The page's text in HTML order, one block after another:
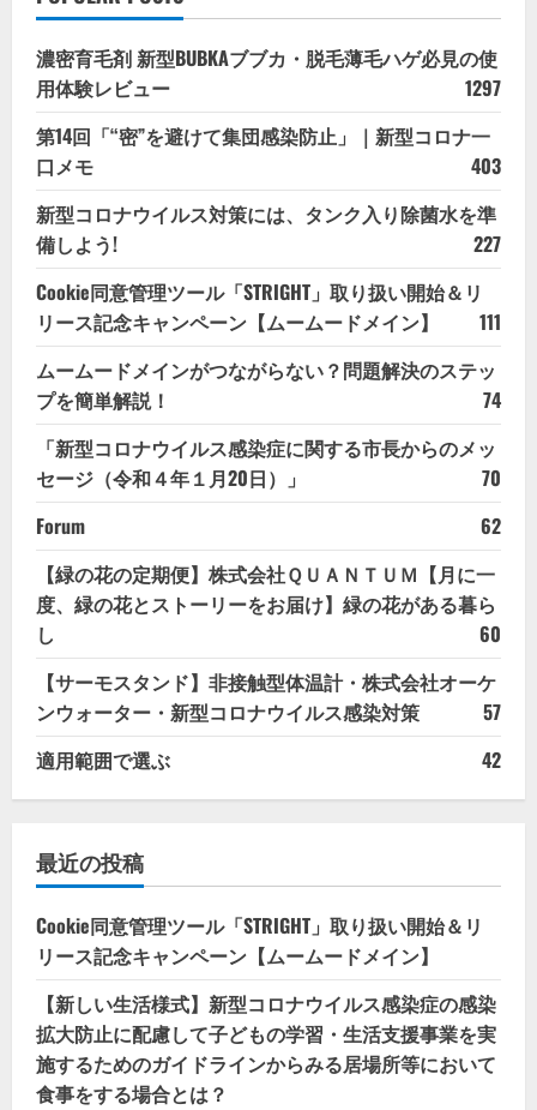
濃密育毛剤 新型BUBKAブブカ・脱毛薄毛ハゲ必見の使
用体験レビュー
1297
第14回「“密”を避けて集団感染防止」｜新型コロナ一
口メモ
403
新型コロナウイルス対策には、タンク入り除菌水を準
備しよう!
227
Cookie同意管理ツール「STRIGHT」取り扱い開始＆リ
リース記念キャンペーン【ムームードメイン】
111
ムームードメインがつながらない？問題解決のステッ
プを簡単解説！
74
「新型コロナウイルス感染症に関する市長からのメッ
セージ（令和４年１月20日）」
70
Forum
62
【緑の花の定期便】株式会社ＱＵＡＮＴＵＭ【月に一
度、緑の花とストーリーをお届け】緑の花がある暮ら
し
60
【サーモスタンド】非接触型体温計・株式会社オーケ
ンウォーター・新型コロナウイルス感染対策
57
適用範囲で選ぶ
42
最近の投稿
Cookie同意管理ツール「STRIGHT」取り扱い開始＆リ
リース記念キャンペーン【ムームードメイン】
【新しい生活様式】新型コロナウイルス感染症の感染
拡大防止に配慮して子どもの学習・生活支援事業を実
施するためのガイドラインからみる居場所等において
食事をする場合とは？